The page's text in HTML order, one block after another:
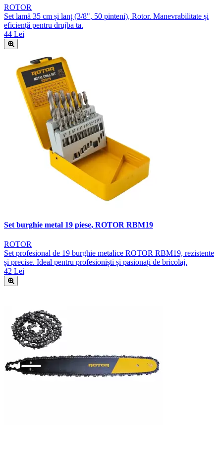
ROTOR
Set lamă 35 cm și lanț (3/8", 50 pinteni), Rotor. Manevrabilitate și
eficiență pentru drujba ta.
44 Lei
Set burghie metal 19 piese, ROTOR RBM19
ROTOR
Set profesional de 19 burghie metalice ROTOR RBM19, rezistente
și precise. Ideal pentru profesioniști și pasionați de bricolaj.
42 Lei